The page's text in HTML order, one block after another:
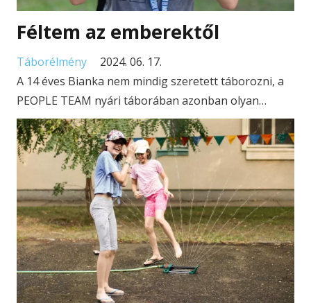
Féltem az emberektől
Táborélmény
2024. 06. 17.
A 14 éves Bianka nem mindig szeretett táborozni, a
PEOPLE TEAM nyári táborában azonban olyan…